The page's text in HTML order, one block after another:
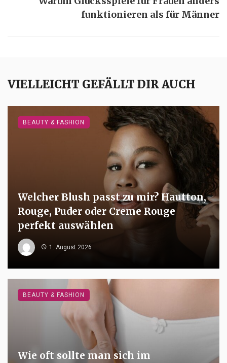
funktionieren als für Männer
VIELLEICHT GEFÄLLT DIR AUCH
Welcher Blush passt zu mir? Hautton,
Rouge, Puder oder Creme Rouge
perfekt auswählen
1. August 2026
BEAUTY & FASHION
Wie oft sollte man sich im
BEAUTY & FASHION